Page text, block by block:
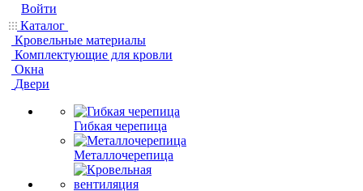
Войти
Каталог
Кровельные материалы
Комплектующие для кровли
Окна
Двери
Гибкая черепица
Металлочерепица